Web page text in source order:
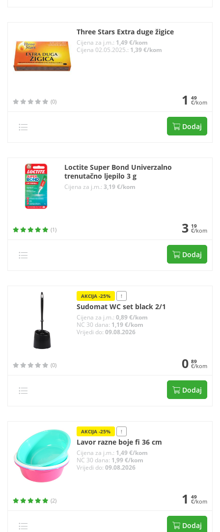
Three Stars Extra duge žigice
Cijena za j.m.: 1,49 €/kom
Cijena 02.05.2025.: 1,39 €/kom
(0) 1 49
€/kom
Dodaj
Loctite Super Bond Univerzalno
trenutačno ljepilo 3 g
Cijena za j.m.: 3,19 €/kom
(1) 3 19
€/kom
Dodaj
AKCIJA -25% !
Sudomat WC set black 2/1
Cijena za j.m.: 0,89 €/kom
NC 30 dana: 1,19 €/kom
Vrijedi do: 09.08.2026
(0) 0 89
€/kom
Dodaj
AKCIJA -25% !
Lavor razne boje fi 36 cm
Cijena za j.m.: 1,49 €/kom
NC 30 dana: 1,99 €/kom
Vrijedi do: 09.08.2026
(2) 1 49
€/kom
Dodaj